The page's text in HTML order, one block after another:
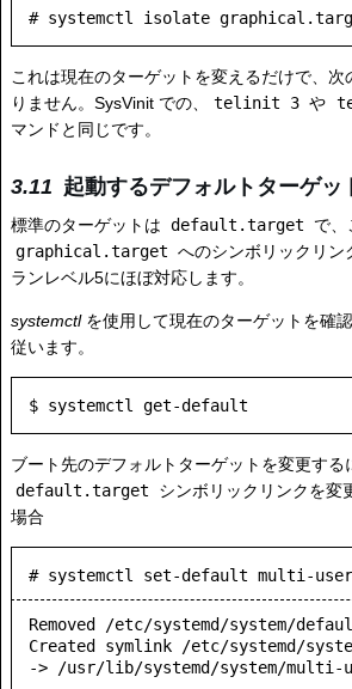
これは現在のターゲットを変えるだけで、次
りません。SysVinit での、
telinit 3 や
マンドと同じです。
起動するデフォルトターゲッ
標準のターゲットは default.target
で、
graphical.target へのシンボリックリン
ランレベル5にほぼ対応します。
systemctlを使用して現在のターゲットを確
従います。
ブート先のデフォルトターゲットを変更する
default.target
シンボリックリンクを変
場合
# systemctl set-default multi-
Removed /etc/systemd/system/
Created symlink /etc/systemd/
-> /usr/lib/systemd/system/multi-